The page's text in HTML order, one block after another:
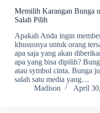
Memilih Karangan Bunga
Salah Pilih
Apakah Anda ingin
khususnya untuk orang
apa saja yang akan
apa yang bisa dipilih?
atau symbol cinta. Bunga
salah satu media yang…
Madison
April